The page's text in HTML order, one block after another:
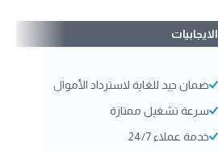
الايجابيات
ضمان جيد للغاية لاسترداد الأموال
سرعة تشغيل ممتازة
خدمة عملاء 24/7